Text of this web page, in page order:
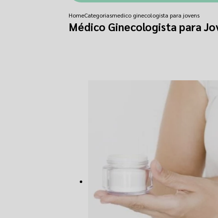
HomeCategoriasmedico ginecologista para jovens
Médico Ginecologista para